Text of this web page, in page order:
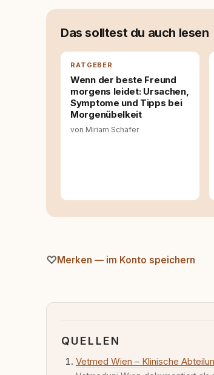
betreue die Social-Media-
dass sie verständlich, fundiert
Bereitschaft zum
Das solltest du auch lesen
RATGEBER
Wenn der beste Freund
morgens leidet: Ursachen,
Symptome und Tipps bei
Morgenübelkeit
von Miriam Schäfer
Merken — im Konto speichern
QUELLEN
Vetmed Wien – Klinische